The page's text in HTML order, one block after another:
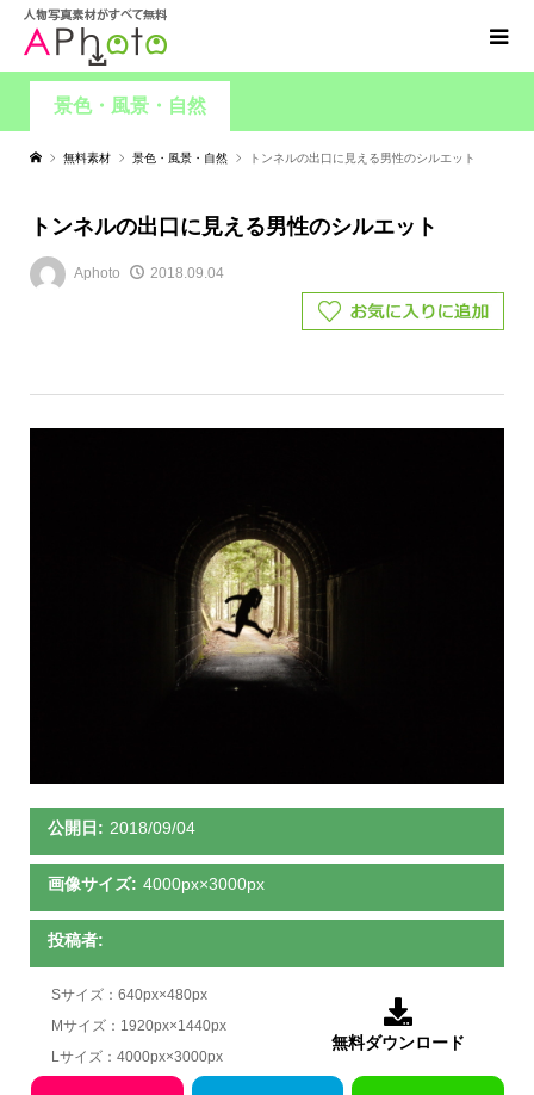
景色・風景・自然
無料素材 景色・風景・自然 トンネルの出口に見える男性のシルエット
トンネルの出口に見える男性のシルエット
Aphoto 2018.09.04
公開日: 2018/09/04
画像サイズ: 4000px×3000px
投稿者:
Sサイズ：640px×480px
Mサイズ：1920px×1440px
Lサイズ：4000px×3000px

無料ダウンロード